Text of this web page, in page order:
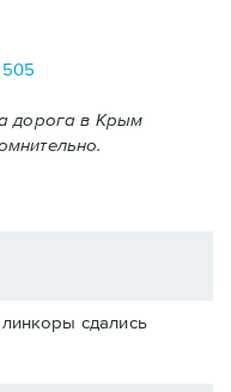
дорога в Крым
сдались